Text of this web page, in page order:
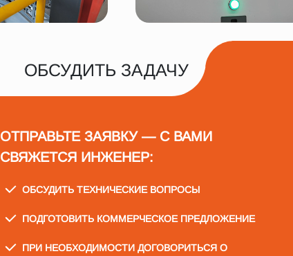
ОБСУДИТЬ ЗАДАЧУ
ОТПРАВЬТЕ ЗАЯВКУ — С ВАМИ
СВЯЖЕТСЯ ИНЖЕНЕР:
ОБСУДИТЬ ТЕХНИЧЕСКИЕ ВОПРОСЫ
ПОДГОТОВИТЬ КОММЕРЧЕСКОЕ ПРЕДЛОЖЕНИЕ
ПРИ НЕОБХОДИМОСТИ ДОГОВОРИТЬСЯ О